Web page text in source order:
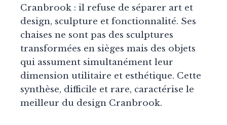
Cranbrook : il refuse de séparer art et
design, sculpture et fonctionnalité. Ses
chaises ne sont pas des sculptures
transformées en sièges mais des objets
qui assument simultanément leur
dimension utilitaire et esthétique. Cette
synthèse, difficile et rare, caractérise le
meilleur du design Cranbrook.